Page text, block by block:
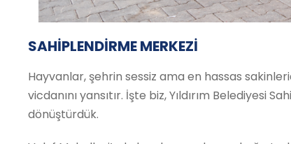
SAHİPLENDİRME MERKEZİ
Hayvanlar, şehrin sessiz ama en hassas
vicdanını yansıtır. İşte biz, Yıldırım Belediyesi
dönüştürdük.